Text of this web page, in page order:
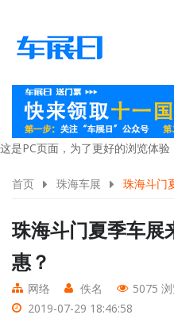
这是PC页面，为了更好的浏览体验
首页 珠海车展 珠海斗门
珠海斗门夏季车展
惠？
网络 佚名 5075
2019-07-29 18:46:58